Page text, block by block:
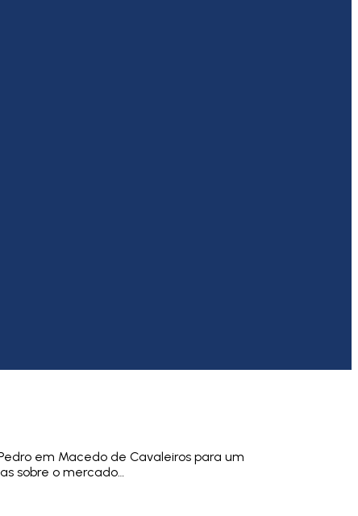
em Macedo de Cavaleiros para um
sobre o mercado…